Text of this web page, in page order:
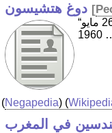
دوغ هتشيسون [
“دوغ هتشيسون ‏ ممثل أمريكي من مواليد 26 مايو
(Negapedia) (
في المغرب